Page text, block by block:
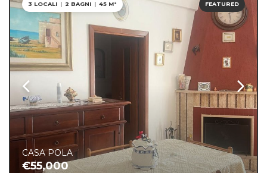
CASA POLA
€55,000
3 LOCALI | 2 BAGNI | 45 M² FEATURED